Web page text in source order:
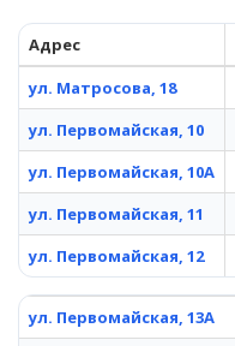
Адрес
ул. Матросова, 18
ул. Первомайская, 10
ул. Первомайская, 10А
ул. Первомайская, 11
ул. Первомайская, 12
ул. Первомайская, 13А